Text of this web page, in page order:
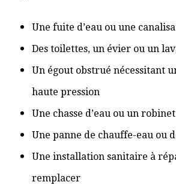
Une fuite d’eau ou une
Des toilettes, un évier ou un
Un égout obstrué nécessitant
haute pression
Une chasse d’eau ou un
Une panne de chauffe-eau ou
Une installation sanitaire à
remplacer